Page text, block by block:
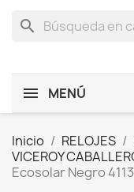
search
MENÚ
Inicio RELOJES
VICEROY
Ecosolar Negro